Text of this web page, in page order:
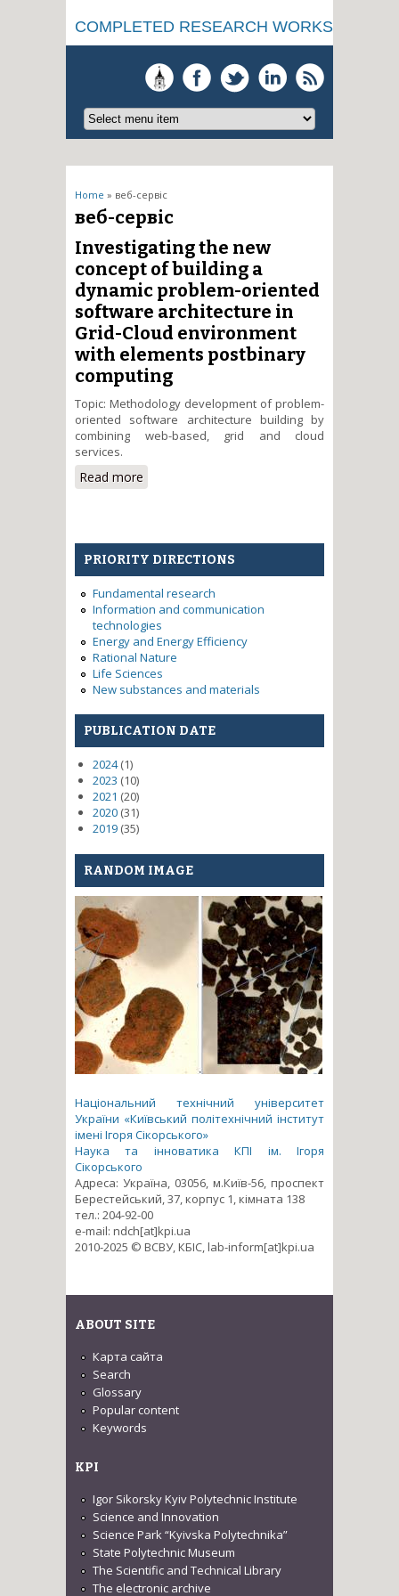
COMPLETED RESEARCH WORKS
You are here
Home » веб-сервіс
веб-сервіс
Investigating the new
concept of building a
dynamic problem-oriented
software architecture in
Grid-Cloud environment
with elements postbinary
computing
Topic: Methodology development of problem-
oriented software architecture building by
combining web-based, grid and cloud
services.
Read more
concept of building a dynamic
environment with elements
postbinary computing
PRIORITY DIRECTIONS
Fundamental research
Information and communication
technologies
Energy and Energy Efficiency
Rational Nature
Life Sciences
New substances and materials
PUBLICATION DATE
2024(1)
2023 (10)
2021 (20)
2020 (31)
2019 (35)
RANDOM IMAGE
Національний технічний університет
України «Київський політехнічний інститут
імені Ігоря Сікорського»
Наука та інноватика КПІ ім. Ігоря
Сікорського
Адреса: Україна, 03056, м.Київ-56, проспект
Берестейський, 37, корпус 1, кімната 138
тел.: 204-92-00
e-mail: ndch[at]kpi.ua
2010-2025 © ВСВУ, КБІС, lab-inform[at]kpi.ua
ABOUT SITE
Карта сайта
Search
Glossary
Popular content
Keywords
KPI
Igor Sikorsky Kyiv Polytechnic Institute
Science and Innovation
Science Park “Kyivska Polytechnika”
State Polytechnic Museum
The Scientific and Technical Library
The electronic archive